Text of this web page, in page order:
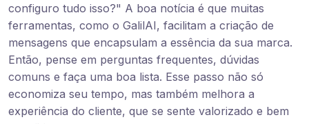
configuro tudo isso?" A boa notícia é que muitas
ferramentas, como o GalilAI, facilitam a criação de
mensagens que encapsulam a essência da sua marca.
Então, pense em perguntas frequentes, dúvidas
comuns e faça uma boa lista. Esse passo não só
economiza seu tempo, mas também melhora a
experiência do cliente, que se sente valorizado e bem